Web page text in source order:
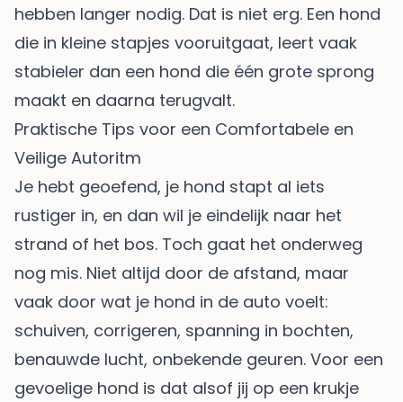
hebben langer nodig. Dat is niet erg. Een hond
die in kleine stapjes vooruitgaat, leert vaak
stabieler dan een hond die één grote sprong
maakt en daarna terugvalt.
Praktische Tips voor een Comfortabele en
Veilige Autoritm
Je hebt geoefend, je hond stapt al iets
rustiger in, en dan wil je eindelijk naar het
strand of het bos. Toch gaat het onderweg
nog mis. Niet altijd door de afstand, maar
vaak door wat je hond in de auto voelt:
schuiven, corrigeren, spanning in bochten,
benauwde lucht, onbekende geuren. Voor een
gevoelige hond is dat alsof jij op een krukje